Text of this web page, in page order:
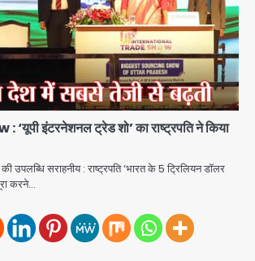
इंटरनेशनल ट्रेड शो’ का राष्ट्रपति ने किया
उपलब्धि सराहनीय : राष्ट्रपति ‘भारत के 5 ट्रिलियन डॉलर
करने…
Har Ghar Tiranga Campaign:
गौतमबुद्धनगर में 9 से 17 अगस्त तक चलेगा जन-
जागरूकता महाअभियान, डीएम ने की समीक्षा
बैठक
Avinash Kumar
एंटी-बर्गलरी सेल की बड़ी कामयाबी, चोरी के
माल की खरीद-फरोख्त करने वाले गिरोह का
अंतरराज्यीय गिरोह का भंडाफोड़, मास्टरमाइंड
समेत 7 गिरफ्तार
Team JHJ